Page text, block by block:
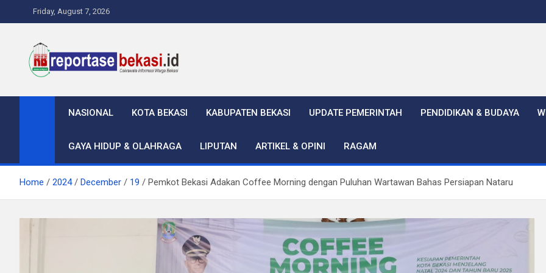
to
Friday, August 7, 2026
Reportase Bekasi
Cakrawala Informasi Warga Bekasi
NASIONAL
KOTA BEKASI KABUPATEN BEKASI UPDATE PEMERINTAH PENDIDIKAN & BUDAYA
GAYA HIDUP & OLAHRAGA LIPUTAN ARTIKEL & OPINI RAGAM
Home 2024 December 19 Pemkot Bekasi Adakan Coffee Morning dengan Puluhan Wartawan Bahas Persiapan Nataru